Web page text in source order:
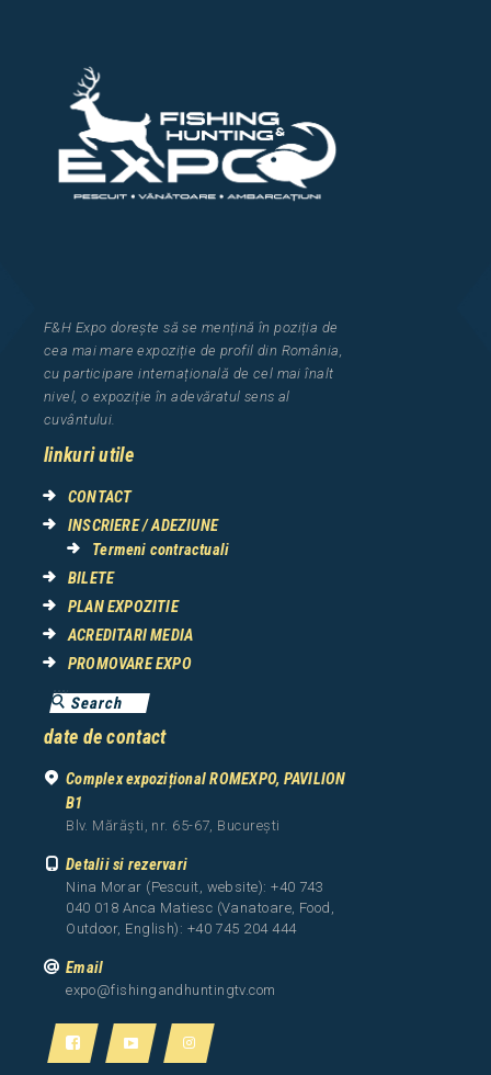
F&H Expo dorește să se mențină în poziția de
cea mai mare expoziție de profil din România
cu participare internațională de cel maiînalt
nivel, o expoziție în adevăratul sens al
cuvântului.
linkuri utile
CONTACT
INSCRIERE / ADEZIUNE
Termeni contractuali
BILETE
PLAN EXPOZITIE
ACREDITARI MEDIA
PROMOVARE EXPO
date de contact
Complex expozițional ROMEXPO, PAVILION
B1
Blv. Mărăști, nr. 65-67, București
Detalii si rezervari
Nina Morar (Pescuit, website): +40 743
040 018 Anca Matiesc (Vanatoare, Food,
Outdoor, English): +40 745 204 444
Email
expo@fishingandhuntingtv.com